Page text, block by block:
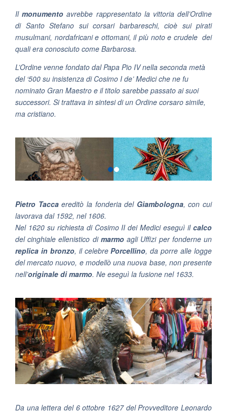
Ilmonumento avrebbe rappresentato la vittoria dell’Ordine
di Santo Stefano sui corsari barbareschi, cioè sui pirati
musulmani, nordafricani e ottomani, il più noto e crudele dei
quali era conosciuto come Barbarosa.
L’Ordine venne fondato dal Papa Pio IV nella seconda metà
del ‘500 su insistenza di Cosimo I de’ Medici che ne fu
nominato Gran Maestro e il titolo sarebbe passato ai suoi
successori. Si trattava in sintesi di un Ordine corsaro simile,
ma cristiano.
Pietro Taccaereditò la fonderia del Giambologna, con cui
lavorava dal 1592, nel 1606.
Nel 1620 su richiesta di Cosimo II dei Medici eseguì il calco
del cinghiale ellenistico di marmoagli Uffizi per fonderne un
replica in bronzo, il celebrePorcellino, da porre alle logge
del mercato nuovo, e modellò una nuova base, non presente
nell’originale di marmo. Ne eseguì la fusione nel 1633.
Da una lettera del 6 ottobre 1627 del Provveditore Leonardo